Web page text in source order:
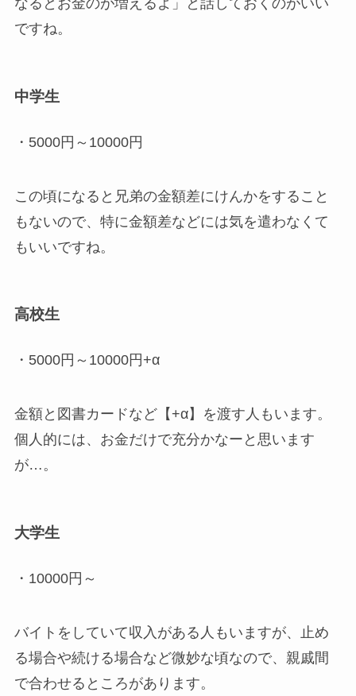
なるとお金のが増えるよ」と話しておくのがいい
ですね。
中学生
・5000円～10000円
この頃になると兄弟の金額差にけんかをすること
もないので、特に金額差などには気を遣わなくて
もいいですね。
高校生
・5000円～10000円+α
金額と図書カードなど【+α】を渡す人もいます。
個人的には、お金だけで充分かなーと思います
が…。
大学生
・10000円～
バイトをしていて収入がある人もいますが、止め
る場合や続ける場合など微妙な頃なので、親戚間
で合わせるところがあります。